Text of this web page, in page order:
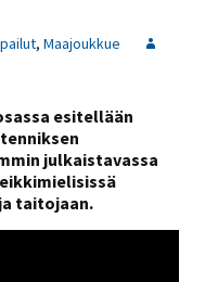
, Maajoukkue
esitellään
julkaistavassa
taitojaan.